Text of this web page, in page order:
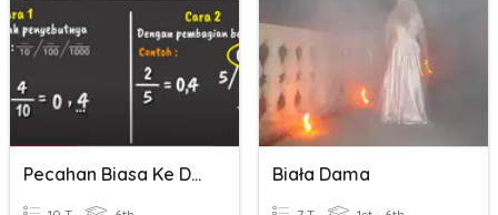
Pecahan Biasa Ke Desimal Biała Dama